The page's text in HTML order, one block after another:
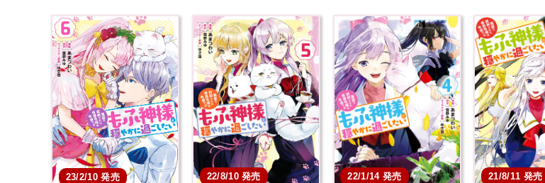
23/2/10 発売 22/8/10 発売 22/1/14 発売 21/8/11 発売